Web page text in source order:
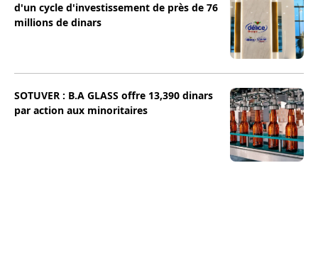
d'un cycle d'investissement de près de 76
millions de dinars
SOTUVER : B.A GLASS offre 13,390 dinars
par action aux minoritaires